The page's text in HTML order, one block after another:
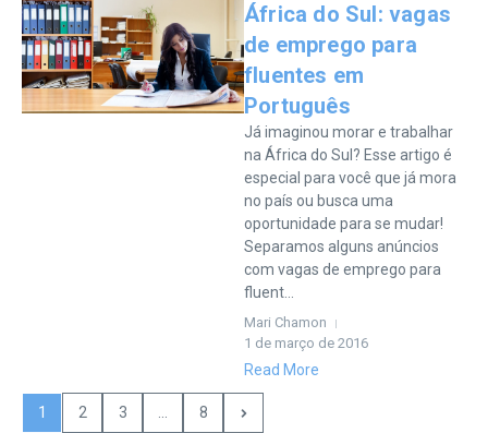
África do Sul: vagas
de emprego para
fluentes em
Português
Já imaginou morar e trabalhar
na África do Sul? Esse artigo é
especial para você que já mora
no país ou busca uma
oportunidade para se mudar!
Separamos alguns anúncios
com vagas de emprego para
fluent...
Mari Chamon
1 de março de 2016
Read More
1 2 3 8